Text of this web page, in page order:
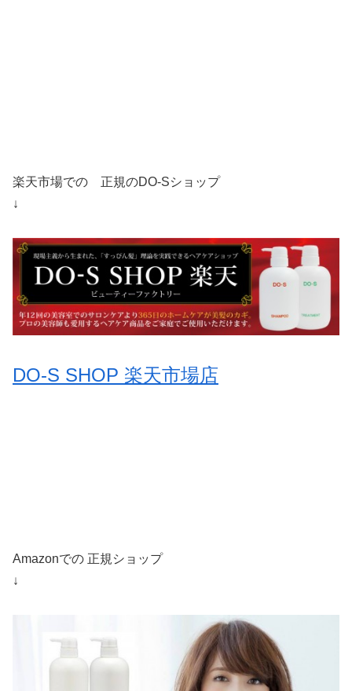
楽天市場での 正規のDO-Sショップ
↓
DO-S SHOP 楽天市場店
Amazonでの 正規ショップ
↓